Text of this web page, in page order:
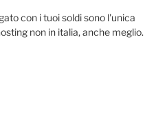
con i tuoi soldi sono l'unica
non in italia, anche meglio.